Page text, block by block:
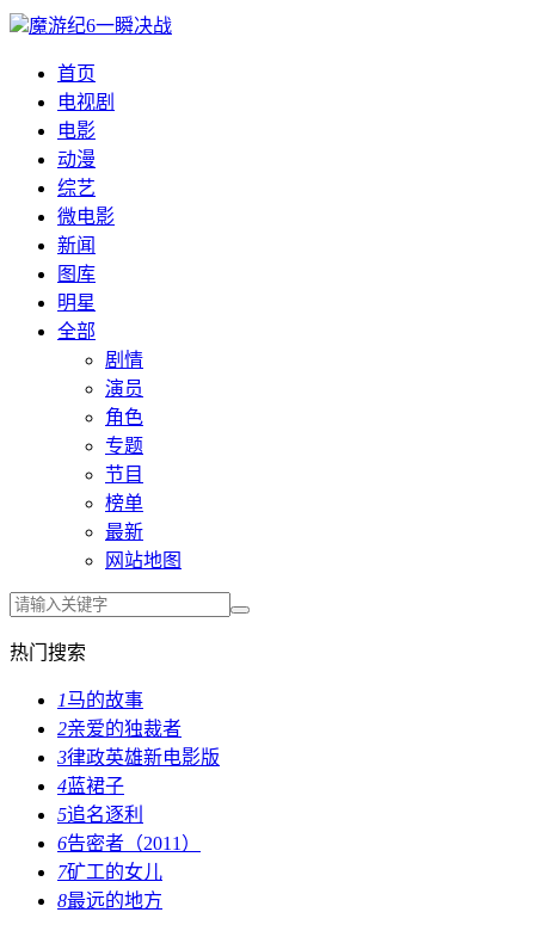
魔游纪6一瞬决战
首页
电视剧
电影
动漫
综艺
微电影
新闻
图库
明星
全部
剧情
演员
角色
专题
节目
榜单
最新
网站地图
热门搜索
1马的故事
2亲爱的独裁者
3律政英雄新电影版
4蓝裙子
5追名逐利
6告密者（2011）
7矿工的女儿
8最远的地方